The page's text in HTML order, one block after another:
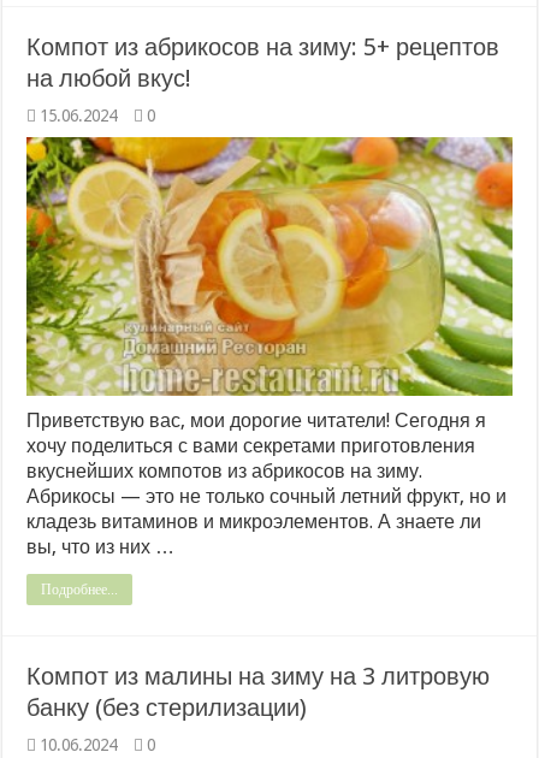
Компот из абрикосов на зиму: 5+ рецептов
на любой вкус!
15.06.2024 0
Приветствую вас, мои дорогие читатели! Сегодня я
хочу поделиться с вами секретами приготовления
вкуснейших компотов из абрикосов на зиму.
Абрикосы — это не только сочный летний фрукт, но и
кладезь витаминов и микроэлементов. А знаете ли
вы, что из них …
Подробнее...
Компот из малины на зиму на 3 литровую
банку (без стерилизации)
10.06.2024 0